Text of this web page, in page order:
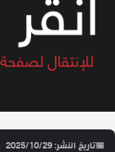
📅تاريخ النشر: 2025/10/29